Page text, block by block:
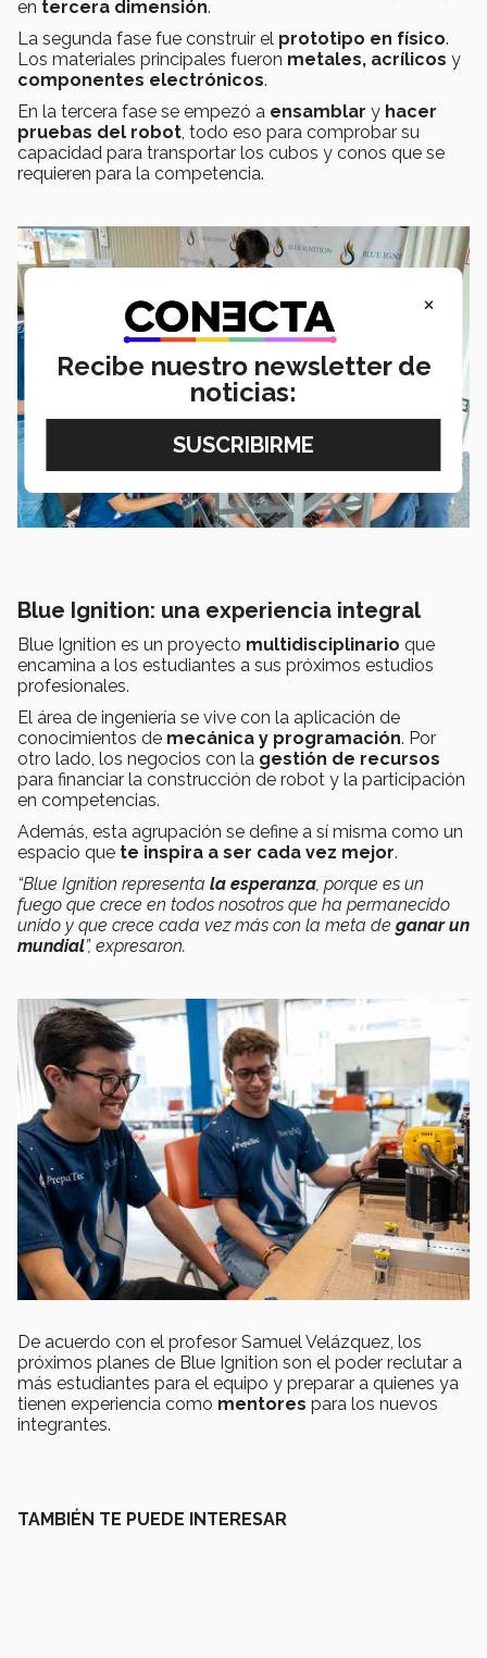
en tercera dimensión.
La segunda fase fue construir el prototipo en físico.
Los materiales principales fueron metales, acrílicos y
componentes electrónicos.
En la tercera fase se empezó a ensamblar y hacer
pruebas del robot , todo eso para comprobar su
capacidad para transportar los cubos y conos que se
requieren para la competencia.
Blue Ignition: una experiencia integral
Blue Ignition es un proyecto multidisciplinario que
encamina a los estudiantes a sus próximos estudios
profesionales.
El área de ingeniería se vive con la aplicación de
conocimientos de mecánica y programación. Por
otro lado, los negocios con la gestión de recursos
para financiar la construcción de robot y la participación
en competencias.
Además, esta agrupación se define a sí misma como un
espacio que te inspira a ser cada vez mejor.
“Blue Ignition representa la esperanza, porque es un
fuego que crece en todos nosotros que ha permanecido
unido y que crece cada vez más con la meta de ganar un
mundial”, expresaron.
De acuerdo con el profesor Samuel Velázquez, los
próximos planes de Blue Ignition son el poder reclutar a
más estudiantes para el equipo y preparar a quienes ya
tienen experiencia como mentores para los nuevos
integrantes.
TAMBIÉN TE PUEDE INTERESAR
×
Recibe nuestro newsletter de
noticias: